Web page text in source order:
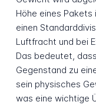
Höhe eines
einen
Luftfracht und bei
Das bedeutet,
Gegenstand zu
sein physisches
was eine wichtige